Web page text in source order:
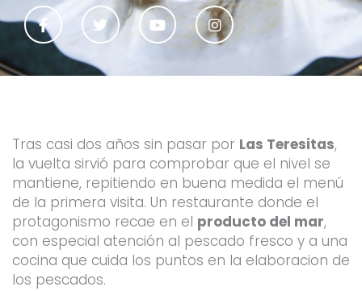
F
a
c
f
T
w
i
t
Y
o
u
I
n
s
Tras casi dos años sin pasar por Las Teresitas,
la vuelta sirvió para comprobar que el nivel se
mantiene, repitiendo en buena medida el menú
de la primera visita. Un restaurante donde el
protagonismo recae en el producto del mar,
con especial atención al pescado fresco y a una
cocina que cuida los puntos en la elaboracion de
los pescados.